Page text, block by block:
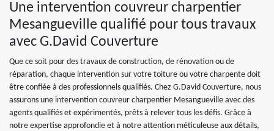
Une intervention couvreur charpentier
Mesangueville qualifié pour tous travaux
avec G.David Couverture
Que ce soit pour des travaux de construction, de rénovation ou de
réparation, chaque intervention sur votre toiture ou votre charpente doit
être confiée à des professionnels qualifiés. Chez G.David Couverture, nous
assurons une intervention couvreur charpentier Mesangueville avec des
agents qualifiés et expérimentés, prêts à relever tous les défis. Grâce à
notre expertise approfondie et à notre attention méticuleuse aux détails,